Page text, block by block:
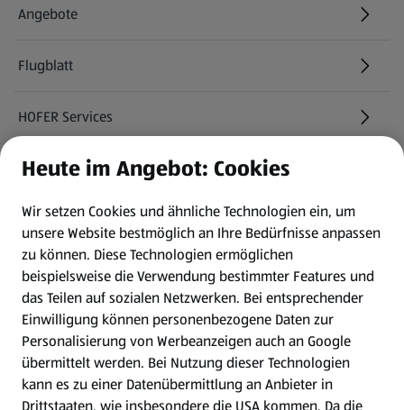
Angebote
Flugblatt
HOFER Services
Newsletter
WhatsApp
Gewinnspiele
Mein HOFER. Meine Einkäufe.
Meine Meinung. Mein HOFER.
Heute im Angebot: Cookies
Wir setzen Cookies und ähnliche Technologien ein, um
unsere Website bestmöglich an Ihre Bedürfnisse anpassen
zu können. Diese Technologien ermöglichen
beispielsweise die Verwendung bestimmter Features und
das Teilen auf sozialen Netzwerken. Bei entsprechender
Einwilligung können personenbezogene Daten zur
Personalisierung von Werbeanzeigen auch an Google
übermittelt werden. Bei Nutzung dieser Technologien
kann es zu einer Datenübermittlung an Anbieter in